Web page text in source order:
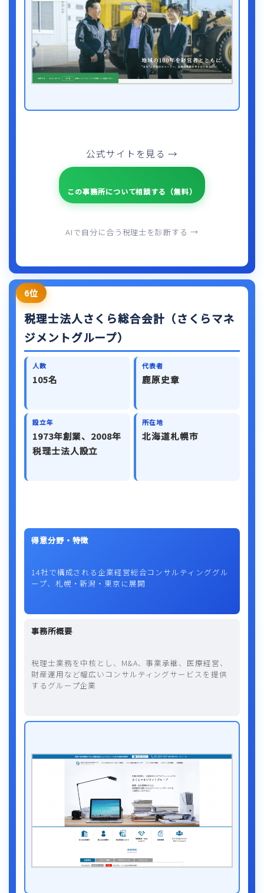
公式サイトを見る →
この事務所について相談する（無料）
AIで自分に合う税理士を診断する →
6位
税理士法人さくら総合会計（さくらマネ
ジメントグループ）
人数
105名
代表者
鹿原史章
設立年
1973年創業、2008年
税理士法人設立
所在地
北海道札幌市
得意分野・特徴
14社で構成される企業経営総合コンサルティンググル
ープ、札幌・新潟・東京に展開
事務所概要
税理士業務を中核とし、M&A、事業承継、医療経営、
財産運用など幅広いコンサルティングサービスを提供
するグループ企業